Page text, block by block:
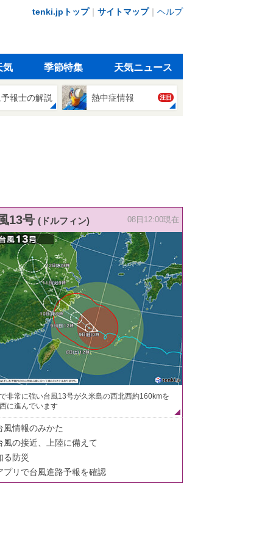
tenki.jpトップ｜ サイトマップ｜ ヘルプ
気 季節特集 天気ニュース
報士の解説 熱中症情報 注目
13号 (ドルフィン) 08日12:00現在
非常に強い台風13号が久米島の西北西約160kmを
に進んでいます
風情報のみかた
風の接近、上陸に備えて
る防災
プリで台風進路予報を確認